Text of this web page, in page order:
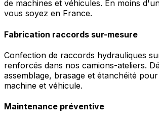
de machines et véhicules. En moins
vous soyez en France.
Fabrication raccords sur-mesure
Confection de raccords hydrauliques
renforcés dans nos camions-ateliers.
assemblage, brasage et étanchéité
machine et véhicule.
Maintenance préventive